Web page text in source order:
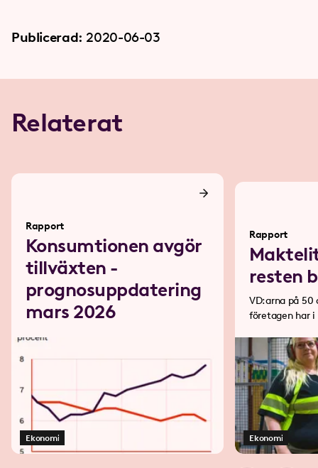
Publicerad: 2020-06-03
Relaterat
Rapport
Konsumtionen avgör
tillväxten -
prognosuppdatering
mars 2026
Ekonomi
Rapport
resten
VD:arna på 50
företagen har
Ekonomi